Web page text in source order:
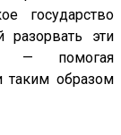
государство
разорвать эти
— помогая
таким образом